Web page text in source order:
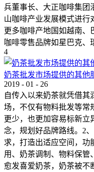
兵董事长、大正咖啡集
山咖啡产业发展模式进行
更多咖啡产地国如越南
咖啡零售品牌如星巴克、
4
奶茶批发市场提供的其他
2019 - 01 - 26
自传入以来奶茶就凭借
场，不仅有物料批发等常
更少，也更加容易标新
念，规划好品牌路线。2
求，打造出适应空间，功
用、奶茶调制、物料保管
愈发喜爱奶茶，奶茶被不